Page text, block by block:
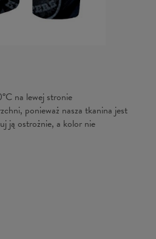
A -
na lewej stronie
ponieważ nasza tkanina jest
ją ostrożnie, a kolor nie